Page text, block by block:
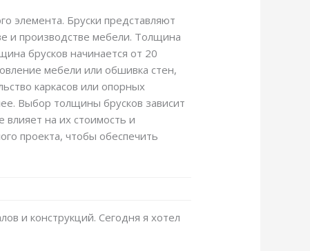
элемента. Бруски представляют
и производстве мебели. Толщина
брусков начинается от 20
мебели или обшивка стен,
каркасов или опорных
Выбор толщины брусков зависит
влияет на их стоимость и
проекта, чтобы обеспечить
и конструкций. Сегодня я хотел